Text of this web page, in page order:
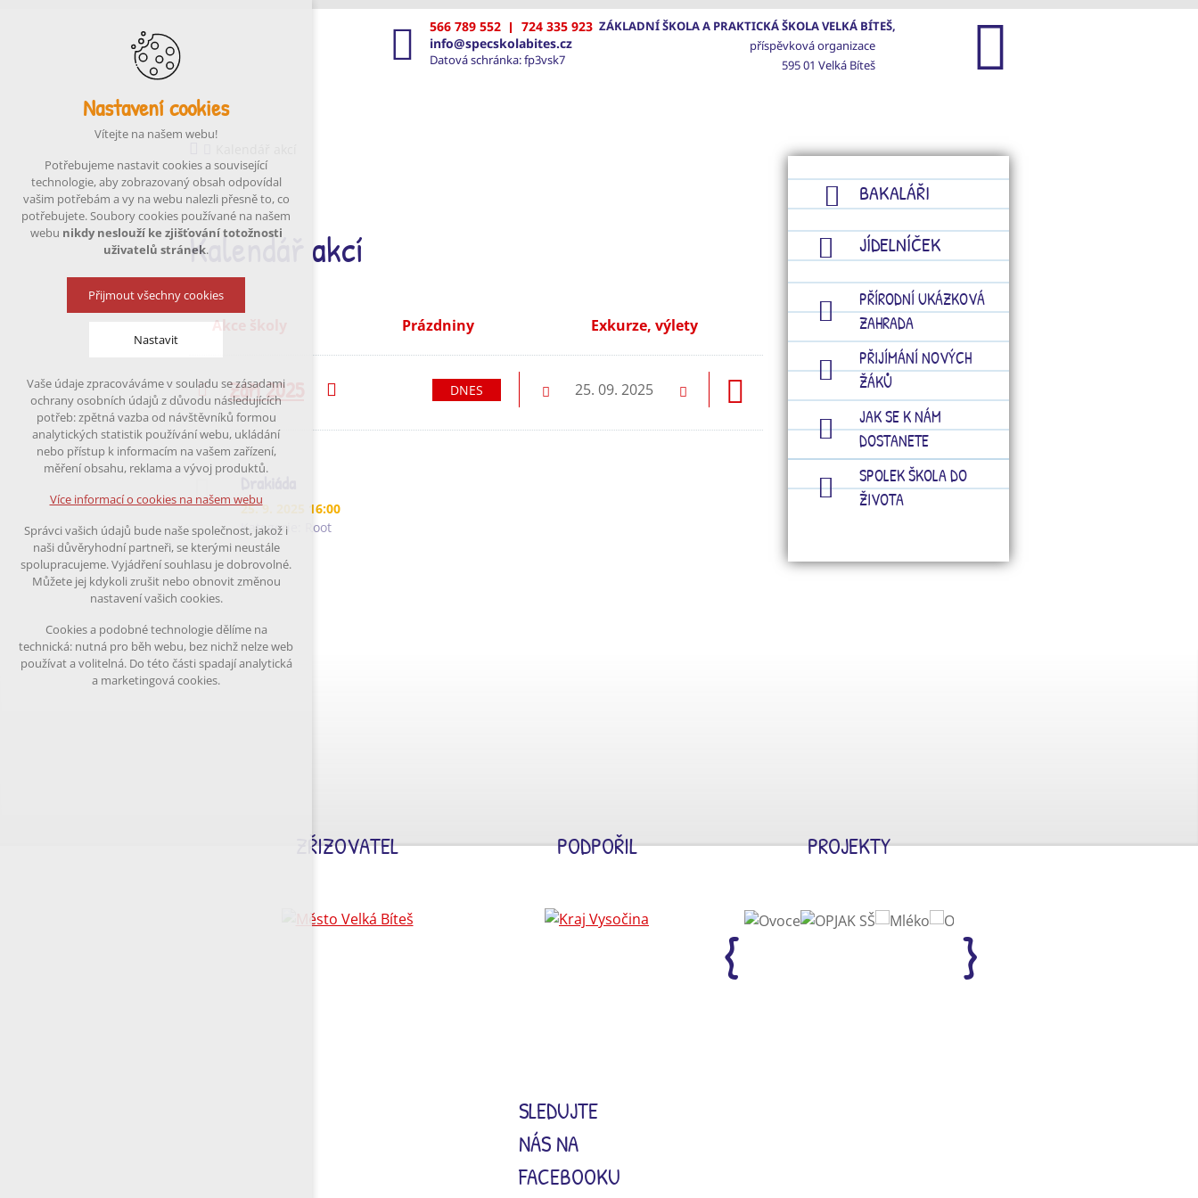
566 789 552
724 335 923
info@specskolabites.cz
Datová schránka: fp3vsk7
ZÁKLADNÍ ŠKOLA A PRAKTICKÁ ŠKOLA VELKÁ BÍTEŠ,
příspěvková organizace
595 01 Velká Bíteš
Kalendář akcí
Akce školy Prázdniny Exkurze, výlety
Předchozí
Září 2025 DNES Předchozí
25. 09. 2025
25. 9. 2025 16:00
Kategorie:
Root
BAKALÁŘI
JÍDELNÍČEK
PŘÍRODNÍ UKÁZKOVÁ
ZAHRADA
PŘIJÍMÁNÍ NOVÝCH
ŽÁKŮ
JAK SE K NÁM
DOSTANETE
SPOLEK ŠKOLA DO
ŽIVOTA
ZŘIZOVATEL PODPOŘIL PROJEKTY
SLEDUJTE
NÁS NA
FACEBOOKU
Nastavení cookies
Vítejte na našem webu!
Potřebujeme nastavit cookies a související
technologie, aby zobrazovaný obsah odpovídal
vašim potřebám a vy na webu nalezli přesně to, co
potřebujete. Soubory cookies používané na našem
webu nikdy neslouží ke zjišťování totožnosti
uživatelů stránek.
Přijmout všechny cookies
Nastavit
Technická cookies
nutná pro provozování webu
udržení kontextu stránek (session):
případná přihlášení, volby jazyka, apod.
Volitelná cookies
analytická pro anonymizované vyhodnocení
návštěvnosti
marketingová cookies (Google)
Více informací o cookies na našem webu
Odmítnout vše
Vaše údaje zpracováváme v souladu se zásadami
ochrany osobních údajů z důvodu následujících
potřeb: zpětná vazba od návštěvníků formou
analytických statistik používání webu, ukládání
nebo přístup k informacím na vašem zařízení,
měření obsahu, reklama a vývoj produktů.
Více informací o cookies na našem webu
Správci vašich údajů bude naše společnost, jakož i
naši důvěryhodní partneři, se kterými neustále
spolupracujeme. Vyjádření souhlasu je dobrovolné.
Můžete jej kdykoli zrušit nebo obnovit změnou
nastavení vašich cookies.
Cookies a podobné technologie dělíme na
technická: nutná pro běh webu, bez nichž nelze web
používat a volitelná. Do této části spadají analytická
a marketingová cookies.